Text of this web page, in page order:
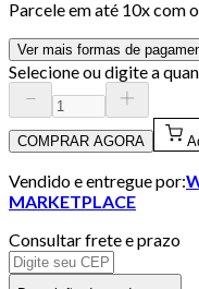
Parcele em até 10x com
Ver mais formas de
Selecione ou digite a
COMPRAR AGORA
Vendido e entregue por:
MARKETPLACE
Consultar frete e prazo